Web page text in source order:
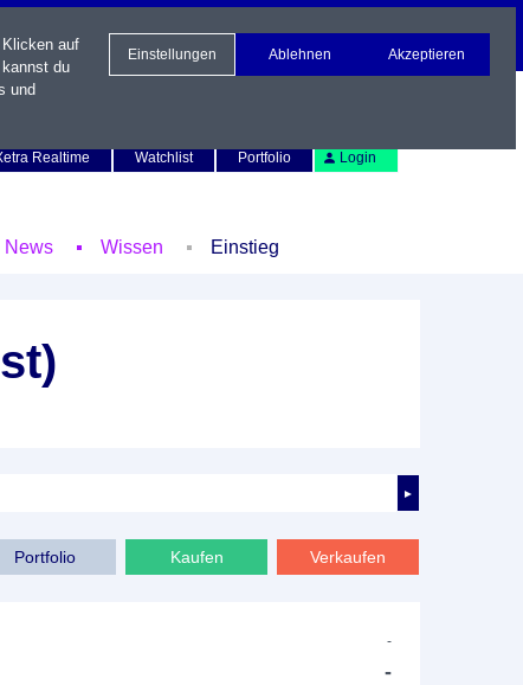
Realtime
Watchlist Portfolio Login
News Wissen Einstieg
►
Portfolio Kaufen Verkaufen
-
-
auf
du
und
Einstellungen Ablehnen Akzeptieren